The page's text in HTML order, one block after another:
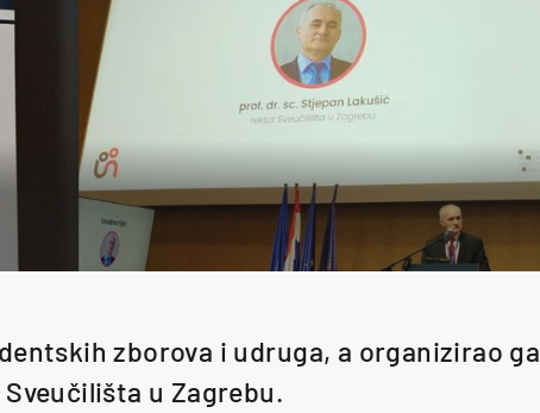
zborova i udruga, a organizirao ga
u Zagrebu.